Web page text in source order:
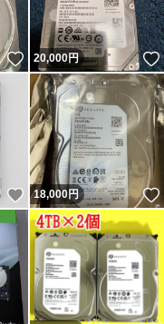
いいね！
20,000円
いいね！
18,000円